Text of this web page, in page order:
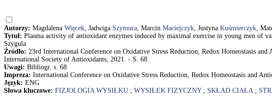
Autorzy: Magdalena Więcek, Jadwiga Szymura, Marcin Maciejczyk, Justyna Kuśmierczyk,
Tytuł: Plasma activity of antioxidant enzymes induced by maximal exercise in young men of
Szygula
Źródło: 23rd International Conference on Oxidative Stress Reduction, Redox Homeostasis
International Society of Antioxidants, 2021. - S. 68
Uwagi: Bibliogr. s. 68
Impreza: International Conference on Oxidative Stress Reduction, Redox Homeostasis and
Język: ENG
Słowa kluczowe: FIZJOLOGIA WYSIŁKU ; WYSIŁEK FIZYCZNY; SKŁAD CIAŁA;